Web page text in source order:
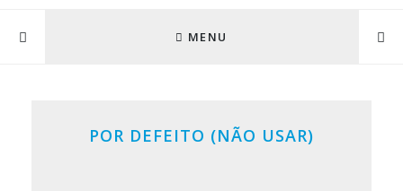
MENU
POR DEFEITO (NÃO USAR)